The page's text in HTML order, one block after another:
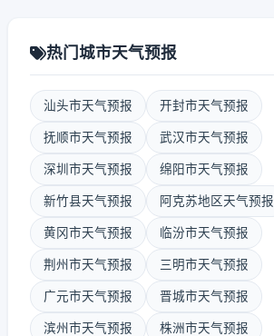
热门城市天气预报
汕头市天气预报 开封市天气预报
抚顺市天气预报 武汉市天气预报
深圳市天气预报 绵阳市天气预报
新竹县天气预报 阿克苏地区天气预报
黄冈市天气预报 临汾市天气预报
荆州市天气预报 三明市天气预报
广元市天气预报 晋城市天气预报
滨州市天气预报 株洲市天气预报